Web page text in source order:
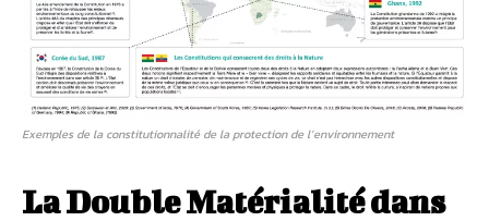
Exemples de la constitutionnalité de la protection de l’environnement
La Double Matérialité dans